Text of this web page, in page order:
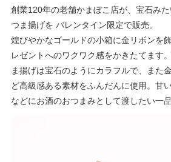
創業120年の老舗かまぼこ店が、宝石み
つま揚げを バレンタイン限定で販売。
煌びやかなゴールドの小箱に金リボンを
レゼントへのワクワク感をかきたてます
ま揚げは宝石のようにカラフルで、また
ど高級感ある素材をふんだんに使用。甘
などにお酒のおつまみとして渡したい一品